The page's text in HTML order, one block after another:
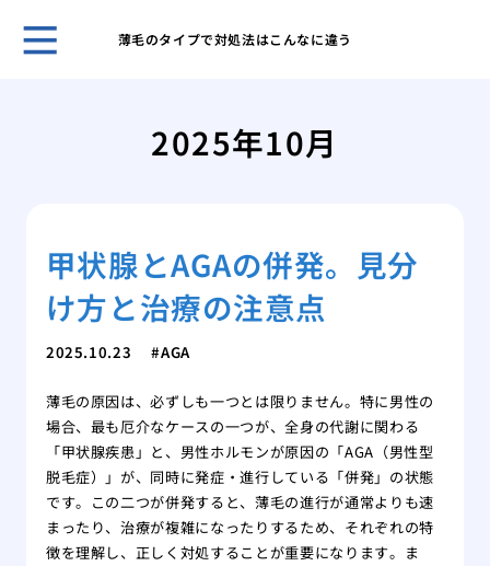
薄毛のタイプで対処法はこんなに違う
2025年10月
甲状腺とAGAの併発。見分
け方と治療の注意点
2025.10.23 AGA
薄毛の原因は、必ずしも一つとは限りません。特に男性の
場合、最も厄介なケースの一つが、全身の代謝に関わる
「甲状腺疾患」と、男性ホルモンが原因の「AGA（男性型
脱毛症）」が、同時に発症・進行している「併発」の状態
です。この二つが併発すると、薄毛の進行が通常よりも速
まったり、治療が複雑になったりするため、それぞれの特
徴を理解し、正しく対処することが重要になります。ま